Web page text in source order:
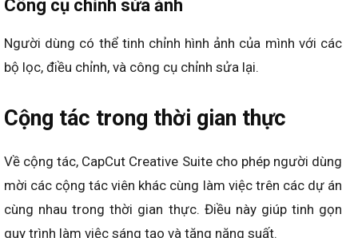
Công cụ chỉnh sửa ảnh
Người dùng có thể tinh chỉnh hình ảnh của mình với các
bộ lọc, điều chỉnh, và công cụ chỉnh sửa lại.
Cộng tác trong thời gian thực
Về cộng tác, CapCut Creative Suite cho phép người dùng
mời các cộng tác viên khác cùng làm việc trên các dự án
cùng nhau trong thời gian thực. Điều này giúp tinh gọn
quy trình làm việc sáng tạo và tăng năng suất.